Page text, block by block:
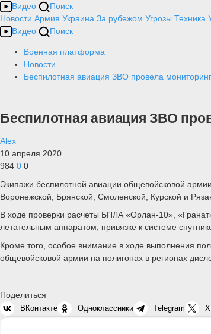
Видео
Поиск
Новости Армия Украина За рубежом Угрозы Техника
Видео
Поиск
Военная платформа
Новости
Беспилотная авиация ЗВО провела
Беспилотная авиация ЗВО
Alex
10 апреля 2020
984 0 0
Экипажи беспилотной авиации общевойсковой
Воронежской, Брянской, Смоленской, Курской и
В ходе проверки расчеты БПЛА «Орлан-10»,
летательным аппаратом, привязке к системе
Кроме того, особое внимание в ходе выполнения
общевойсковой армии на полигонах в регионах
Поделиться
ВКонтакте Одноклассники Telegram X